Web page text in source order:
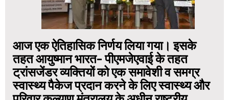
आज एक ऐतिहासिक निर्णय लिया गया। इसके
तहत आयुष्मान भारत- पीएमजेएवाई के तहत
ट्रांसजेंडर व्यक्तियों को एक समावेशी व समग्र
स्वास्थ्य पैकेज प्रदान करने के लिए स्वास्थ्य और